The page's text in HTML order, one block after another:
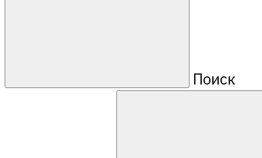
Поиск